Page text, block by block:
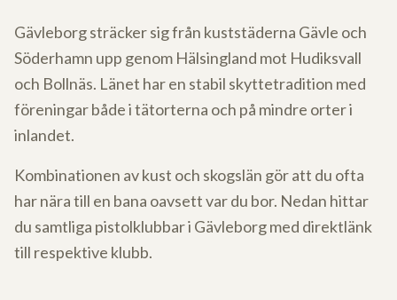
Gävleborg sträcker sig från kuststäderna Gävle och
Söderhamn upp genom Hälsingland mot Hudiksvall
och Bollnäs. Länet har en stabil skyttetradition med
föreningar både i tätorterna och på mindre orter i
inlandet.
Kombinationen av kust och skogslän gör att du ofta
har nära till en bana oavsett var du bor. Nedan hittar
du samtliga pistolklubbar i Gävleborg med direktlänk
till respektive klubb.